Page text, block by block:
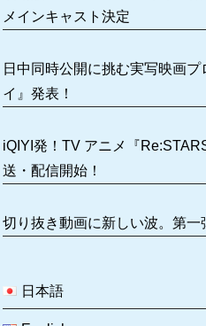
メインキャスト決定
日中同時公開に挑む実写映画
イ』発表！
iQIYI発！TV アニメ『
送・配信開始！
切り抜き動画に新しい波。第一
日本語